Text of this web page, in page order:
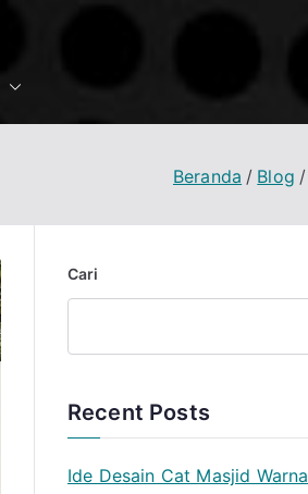
Beranda Blog
Cari
Recent Posts
Ide Desain Cat Masjid